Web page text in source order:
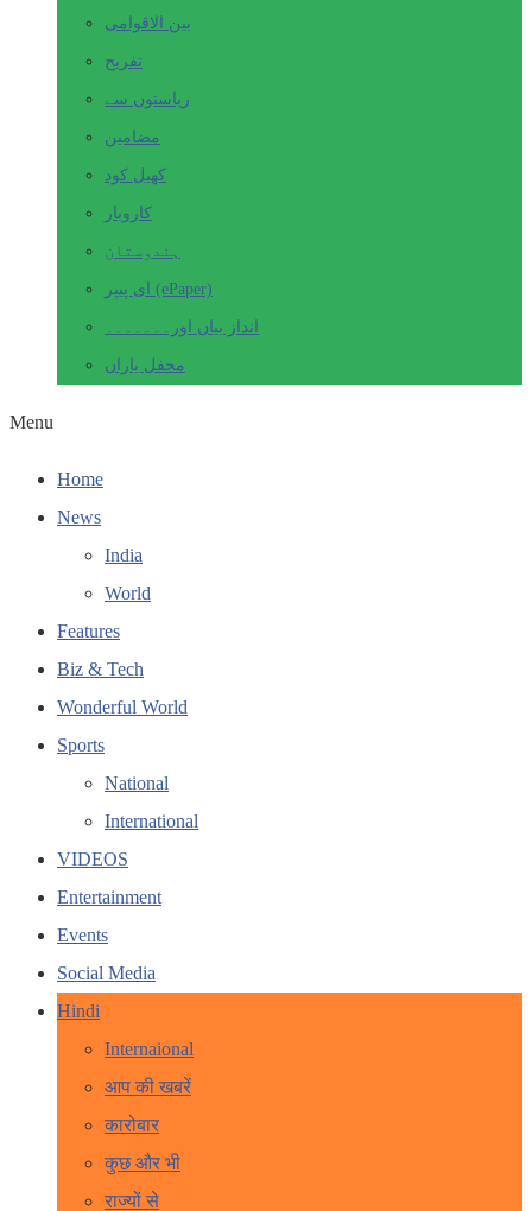
بین الاقوامی
تفریح
ریاستوں سے
مضامین
کھیل کود
کاروبار
ہندوستان
ای پیپر (ePaper)
انداز بیاں اور۔۔۔۔۔۔۔
محفل یاراں
Menu
Home
News
India
World
Features
Biz & Tech
Wonderful World
Sports
National
International
VIDEOS
Entertainment
Events
Social Media
Hindi
Internaional
आप की खबरें
कारोबार
कुछ और भी
राज्यों से